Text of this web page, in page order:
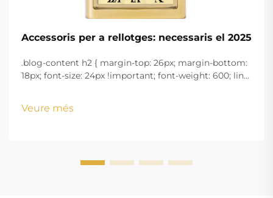
Accessoris per a rellotges: necessaris el 2025
.blog-content h2 { margin-top: 26px; margin-bottom:
18px; font-size: 24px !important; font-weight: 600; line-
w...
Veure més